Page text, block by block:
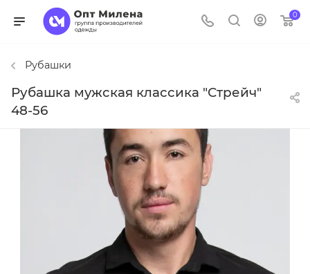
0
Рубашки
Рубашка мужская классика "Стрейч"
48-56